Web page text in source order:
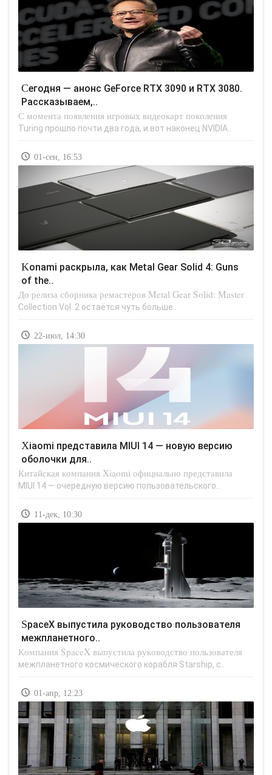
Сегодня — анонс GeForce RTX 3090 и RTX 3080.
Рассказываем,..
С момента появления игровых видеокарт поколения
Turing прошло почти два года, и вот наконец NVIDIA..
01-сен, 16:53
Konami раскрыла, как Metal Gear Solid 4: Guns
of the..
До релиза сборника ремастеров Metal Gear Solid: Master
Collection Vol. 2 остаётся чуть больше..
22-июл, 14:30
Xiaomi представила MIUI 14 — новую версию
оболочки для..
Китайская компания Xiaomi официально представила
MIUI 14 — очередную версию пользовательского..
11-дек, 10:30
SpaceX выпустила руководство пользователя
межпланетного..
Компания SpaceX выпустила руководство пользователя
межпланетного космического корабля Starship, с..
01-апр, 12:23